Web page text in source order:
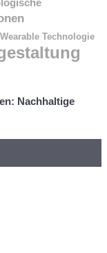
Wearable Technologie
Nachhaltige